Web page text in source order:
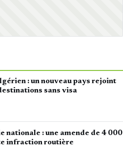
: un nouveau pays rejoint
sans visa
nationale : une amende de 4 000
infraction routière